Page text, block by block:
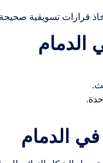
قرارات تسويقية
الدمام
الدمام